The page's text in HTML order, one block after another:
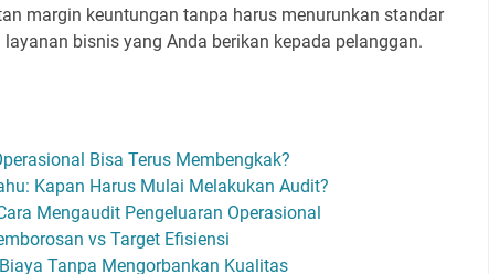
margin keuntungan tanpa harus menurunkan standar
bisnis yang Anda berikan kepada pelanggan.
Bisa Terus Membengkak?
Kapan Harus Mulai Melakukan Audit?
Mengaudit Pengeluaran Operasional
vs Target Efisiensi
Tanpa Mengorbankan Kualitas